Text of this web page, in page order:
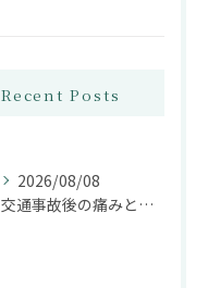
Recent Posts
2026/08/08
交通事故後の痛みと姿勢改善に特化した整骨院の役割